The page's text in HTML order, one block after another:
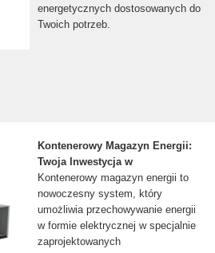
energetycznych dostosowanych do
Twoich potrzeb.
Kontenerowy Magazyn Energii:
Twoja Inwestycja w
Kontenerowy magazyn energii to
nowoczesny system, który
umożliwia przechowywanie energii
w formie elektrycznej w specjalnie
zaprojektowanych